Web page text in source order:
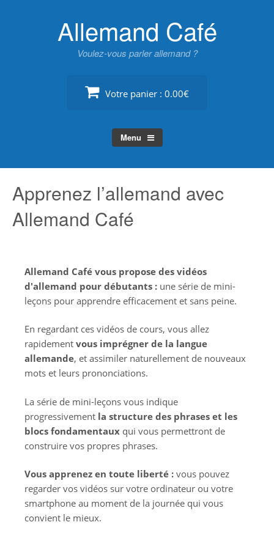
Allemand Café
Voulez-vous parler allemand ?
Votre panier : 0.00€
Menu
Apprenez l’allemand avec
Allemand Café
Allemand Café vous propose des vidéos
d'allemand pour débutants : une série de mini-
leçons pour apprendre efficacement et sans peine.
En regardant ces vidéos de cours, vous allez
rapidement vous imprégner de la langue
allemande, et assimiler naturellement de nouveaux
mots et leurs prononciations.
La série de mini-leçons vous indique
progressivement la structure des phrases et les
blocs fondamentaux qui vous permettront de
construire vos propres phrases.
Vous apprenez en toute liberté : vous pouvez
regarder vos vidéos sur votre ordinateur ou votre
smartphone au moment de la journée qui vous
convient le mieux.